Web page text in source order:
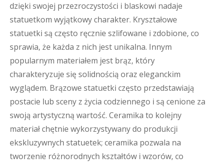
dzięki swojej przezroczystości i blaskowi nadaje
statuetkom wyjątkowy charakter. Kryształowe
statuetki są często ręcznie szlifowane i zdobione, co
sprawia, że każda z nich jest unikalna. Innym
popularnym materiałem jest brąz, który
charakteryzuje się solidnością oraz eleganckim
wyglądem. Brązowe statuetki często przedstawiają
postacie lub sceny z życia codziennego i są cenione za
swoją artystyczną wartość. Ceramika to kolejny
materiał chętnie wykorzystywany do produkcji
ekskluzywnych statuetek; ceramika pozwala na
tworzenie różnorodnych kształtów i wzorów, co